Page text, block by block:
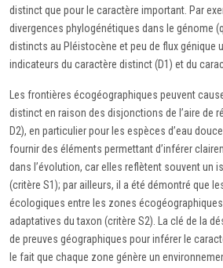
distinct que pour le caractère important. Par
divergences phylogénétiques dans le génome
distincts au Pléistocène et peu de flux génique
indicateurs du caractère distinct (D1) et du
Les frontières écogéographiques peuvent
distinct en raison des disjonctions de l’aire de
D2), en particulier pour les espèces d’eau
fournir des éléments permettant d’inférer
dans l’évolution, car elles reflètent souvent un
(critère S1); par ailleurs, il a été démontré que
écologiques entre les zones
adaptatives du taxon (critère S2). La clé de la
de preuves géographiques pour inférer le
le fait que chaque zone génère un